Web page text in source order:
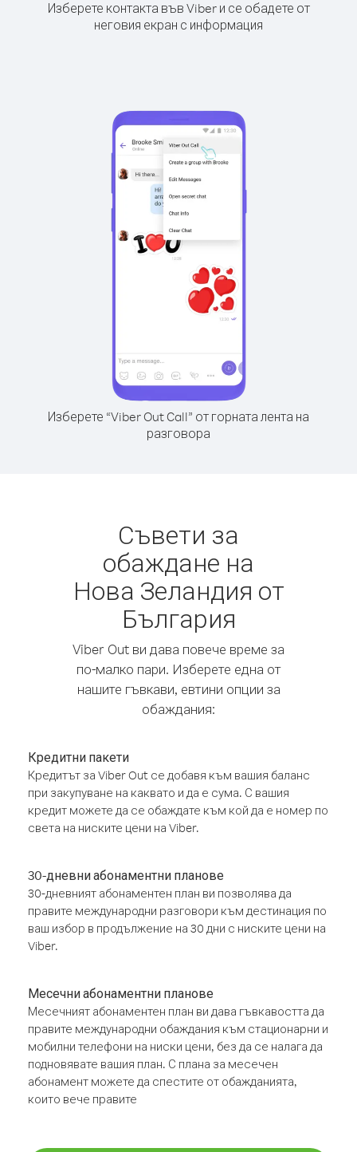
Изберете контакта във Viber и се обадете от
неговия екран с информация
Изберете “Viber Out Call” от горната лента на
разговора
Съвети за
обаждане на
Нова Зеландия от
България
Viber Out ви дава повече време за
по-малко пари. Изберете една от
нашите гъвкави, евтини опции за
обаждания:
Кредитни пакети
Кредитът за Viber Out се добавя към вашия баланс
при закупуване на каквато и да е сума. С вашия
кредит можете да се обаждате към кой да е номер по
света на ниските цени на Viber.
30-дневни абонаментни планове
30-дневният абонаментен план ви позволява да
правите международни разговори към дестинация по
ваш избор в продължение на 30 дни с ниските цени на
Viber.
Месечни абонаментни планове
Месечният абонаментен план ви дава гъвкавостта да
правите международни обаждания към стационарни и
мобилни телефони на ниски цени, без да се налага да
подновявате вашия план. С плана за месечен
абонамент можете да спестите от обажданията,
които вече правите